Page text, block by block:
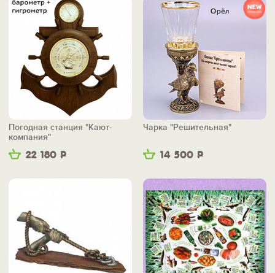
22 180 Р
Погодная станция "Кают-
компания"
14 500 Р
Чарка "Решительная"